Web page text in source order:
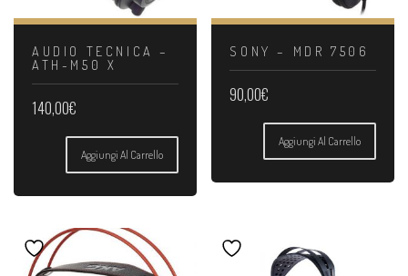
AUDIO TECNICA –
ATH-M50 X
140,00€
Aggiungi Al Carrello
SONY – MDR 7506
90,00€
Aggiungi Al Carrello